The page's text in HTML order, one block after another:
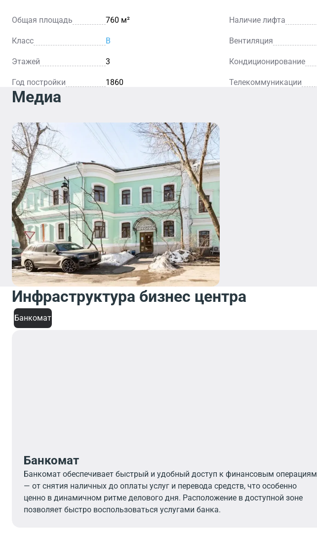
Общая площадь 760 м² Наличие лифта
Класс B Вентиляция
Этажей 3 Кондиционирование
Год постройки 1860 Телекоммуникации
Медиа
Инфраструктура бизнес центра
Банкомат
Банкомат
Банкомат обеспечивает быстрый и удобный доступ к финансовым операциям
— от снятия наличных до оплаты услуг и перевода средств, что особенно
ценно в динамичном ритме делового дня. Расположение в доступной зоне
позволяет быстро воспользоваться услугами банка.